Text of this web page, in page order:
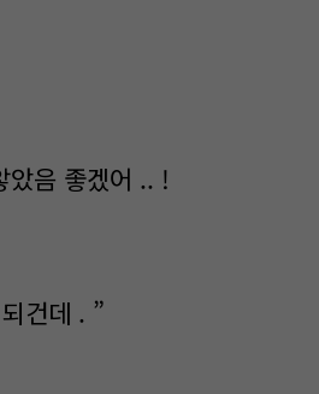
았음 좋겠어 .. !
건데 . ”